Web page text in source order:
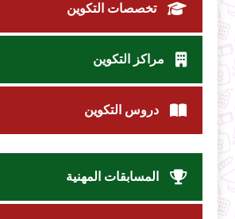
تخصصات التكوين
مراكز التكوين
دروس التكوين
المسابقات المهنية